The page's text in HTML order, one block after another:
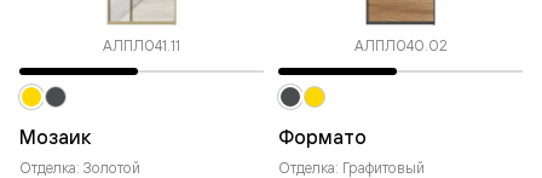
АЛПЛ041.11
Мозаик
Отделка: Золотой
АЛПЛ040.02
Формато
Отделка: Графитовый